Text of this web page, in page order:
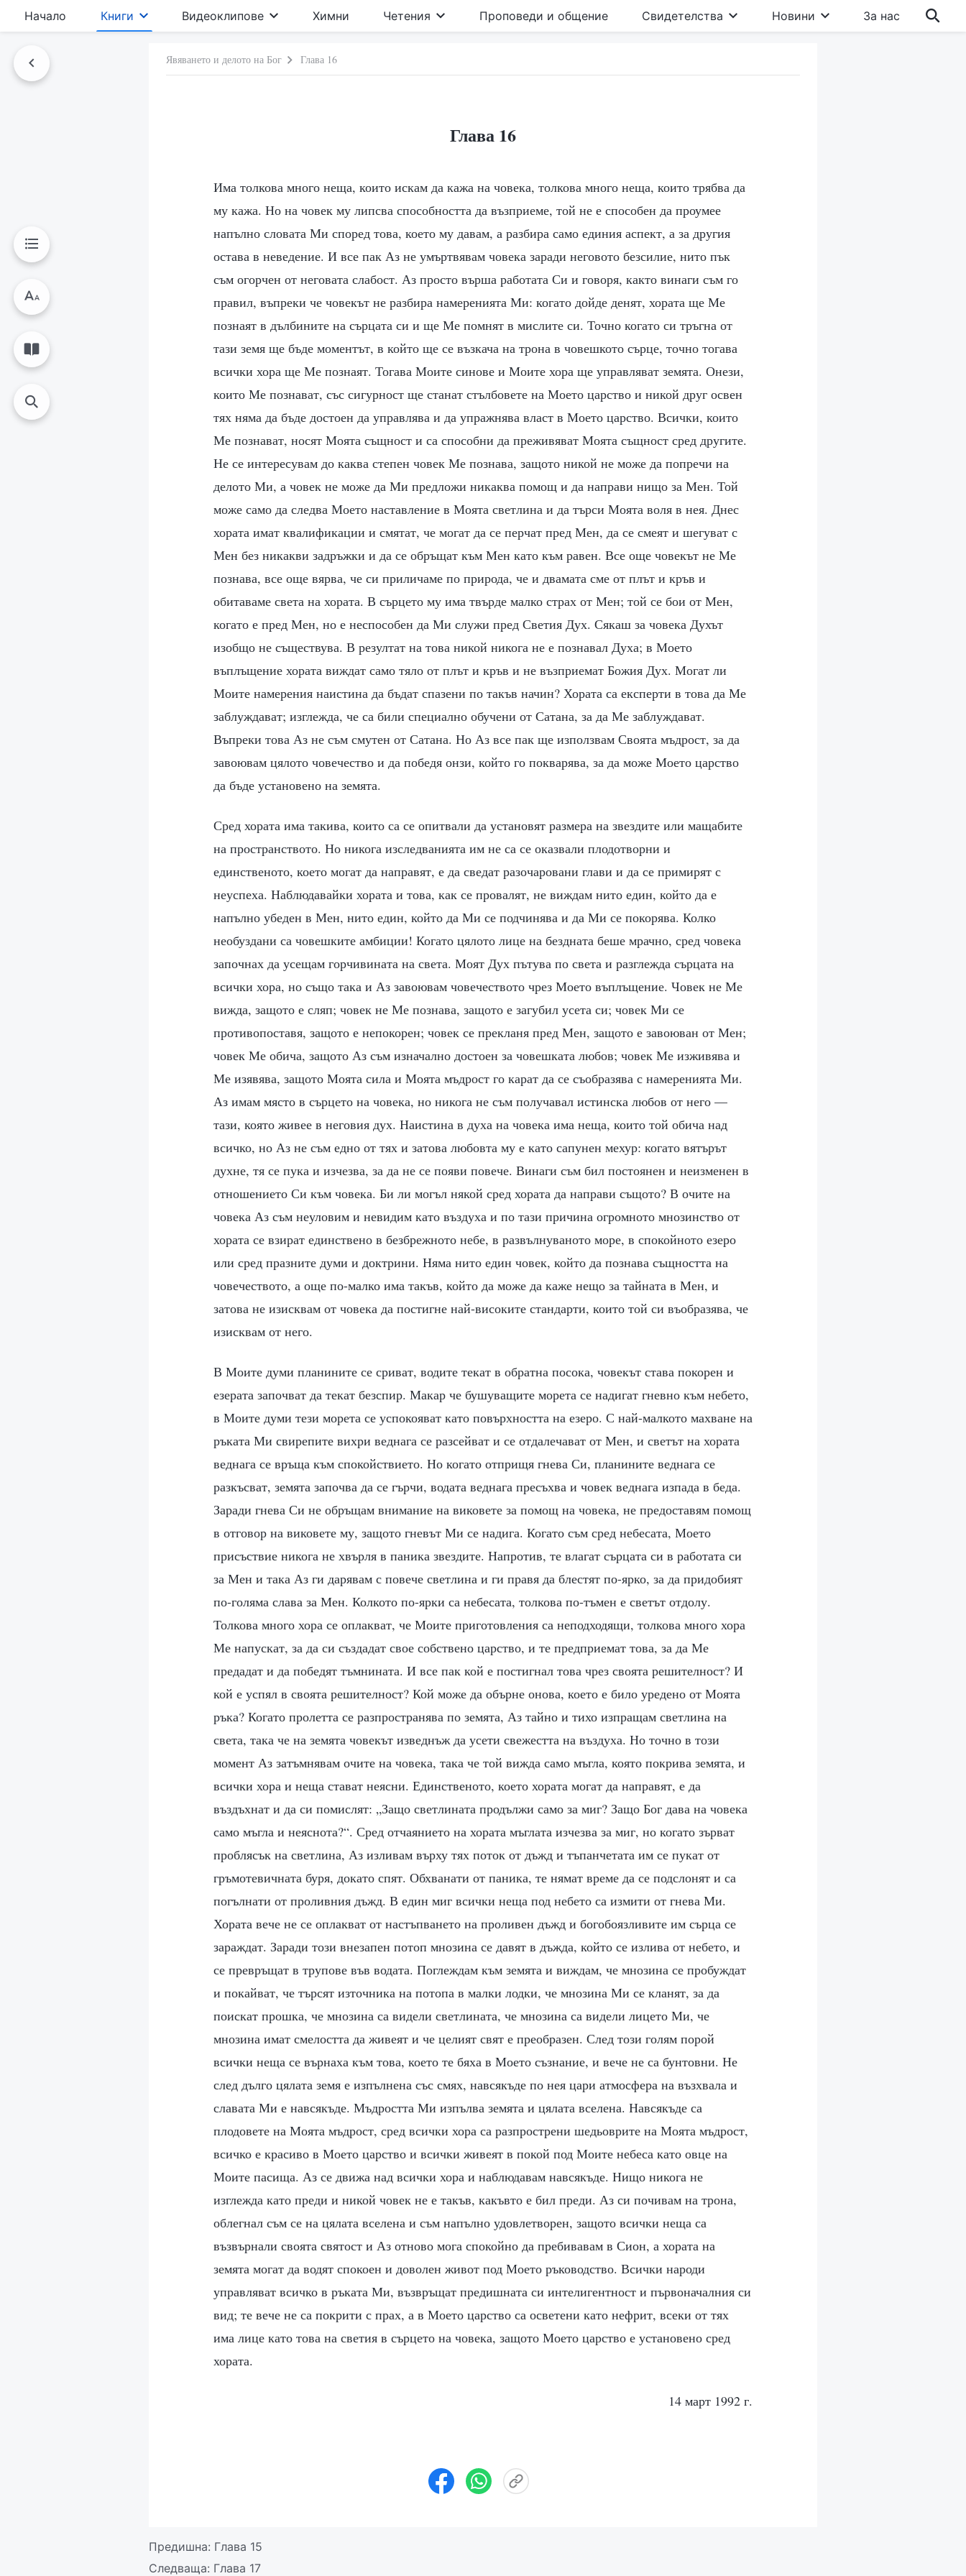
Начало Книги Видеоклипове Химни Четения Проповеди и общение Свидетелства Новини За нас
Явяването и делото на Бог Глава 16
Глава 16
Има толкова много неща, които искам да кажа на човека, толкова много неща, които трябва да
му кажа. Но на човек му липсва способността да възприеме, той не е способен да проумее
напълно словата Ми според това, което му давам, а разбира само единия аспект, а за другия
остава в неведение. И все пак Аз не умъртвявам човека заради неговото безсилие, нито пък
съм огорчен от неговата слабост. Аз просто върша работата Си и говоря, както винаги съм го
правил, въпреки че човекът не разбира намеренията Ми: когато дойде денят, хората ще Ме
познаят в дълбините на сърцата си и ще Ме помнят в мислите си. Точно когато си тръгна от
тази земя ще бъде моментът, в който ще се възкача на трона в човешкото сърце, точно тогава
всички хора ще Ме познаят. Тогава Моите синове и Моите хора ще управляват земята. Онези,
които Ме познават, със сигурност ще станат стълбовете на Моето царство и никой друг освен
тях няма да бъде достоен да управлява и да упражнява власт в Моето царство. Всички, които
Ме познават, носят Моята същност и са способни да преживяват Моята същност сред другите.
Не се интересувам до каква степен човек Ме познава, защото никой не може да попречи на
делото Ми, а човек не може да Ми предложи никаква помощ и да направи нищо за Мен. Той
може само да следва Моето наставление в Моята светлина и да търси Моята воля в нея. Днес
хората имат квалификации и смятат, че могат да се перчат пред Мен, да се смеят и шегуват с
Мен без никакви задръжки и да се обръщат към Мен като към равен. Все още човекът не Ме
познава, все още вярва, че си приличаме по природа, че и двамата сме от плът и кръв и
обитаваме света на хората. В сърцето му има твърде малко страх от Мен; той се бои от Мен,
когато е пред Мен, но е неспособен да Ми служи пред Светия Дух. Сякаш за човека Духът
изобщо не съществува. В резултат на това никой никога не е познавал Духа; в Моето
въплъщение хората виждат само тяло от плът и кръв и не възприемат Божия Дух. Могат ли
Моите намерения наистина да бъдат спазени по такъв начин? Хората са експерти в това да Ме
заблуждават; изглежда, че са били специално обучени от Сатана, за да Ме заблуждават.
Въпреки това Аз не съм смутен от Сатана. Но Аз все пак ще използвам Своята мъдрост, за да
завоювам цялото човечество и да победя онзи, който го покварява, за да може Моето царство
да бъде установено на земята.
Сред хората има такива, които са се опитвали да установят размера на звездите или мащабите
на пространството. Но никога изследванията им не са се оказвали плодотворни и
единственото, което могат да направят, е да сведат разочаровани глави и да се примирят с
неуспеха. Наблюдавайки хората и това, как се провалят, не виждам нито един, който да е
напълно убеден в Мен, нито един, който да Ми се подчинява и да Ми се покорява. Колко
необуздани са човешките амбиции! Когато цялото лице на бездната беше мрачно, сред човека
започнах да усещам горчивината на света. Моят Дух пътува по света и разглежда сърцата на
всички хора, но също така и Аз завоювам човечеството чрез Моето въплъщение. Човек не Ме
вижда, защото е сляп; човек не Ме познава, защото е загубил усета си; човек Ми се
противопоставя, защото е непокорен; човек се прекланя пред Мен, защото е завоюван от Мен;
човек Ме обича, защото Аз съм изначално достоен за човешката любов; човек Ме изживява и
Ме изявява, защото Моята сила и Моята мъдрост го карат да се съобразява с намеренията Ми.
Аз имам място в сърцето на човека, но никога не съм получавал истинска любов от него —
тази, която живее в неговия дух. Наистина в духа на човека има неща, които той обича над
всичко, но Аз не съм едно от тях и затова любовта му е като сапунен мехур: когато вятърът
духне, тя се пука и изчезва, за да не се появи повече. Винаги съм бил постоянен и неизменен в
отношението Си към човека. Би ли могъл някой сред хората да направи същото? В очите на
човека Аз съм неуловим и невидим като въздуха и по тази причина огромното мнозинство от
хората се взират единствено в безбрежното небе, в развълнуваното море, в спокойното езеро
или сред празните думи и доктрини. Няма нито един човек, който да познава същността на
човечеството, а още по-малко има такъв, който да може да каже нещо за тайната в Мен, и
затова не изисквам от човека да постигне най-високите стандарти, които той си въобразява, че
изисквам от него.
В Моите думи планините се сриват, водите текат в обратна посока, човекът става покорен и
езерата започват да текат безспир. Макар че бушуващите морета се надигат гневно към небето,
в Моите думи тези морета се успокояват като повърхността на езеро. С най-малкото махване на
ръката Ми свирепите вихри веднага се разсейват и се отдалечават от Мен, и светът на хората
веднага се връща към спокойствието. Но когато отприщя гнева Си, планините веднага се
разкъсват, земята започва да се гърчи, водата веднага пресъхва и човек веднага изпада в беда.
Заради гнева Си не обръщам внимание на виковете за помощ на човека, не предоставям помощ
в отговор на виковете му, защото гневът Ми се надига. Когато съм сред небесата, Моето
присъствие никога не хвърля в паника звездите. Напротив, те влагат сърцата си в работата си
за Мен и така Аз ги дарявам с повече светлина и ги правя да блестят по-ярко, за да придобият
по-голяма слава за Мен. Колкото по-ярки са небесата, толкова по-тъмен е светът отдолу.
Толкова много хора се оплакват, че Моите приготовления са неподходящи, толкова много хора
Ме напускат, за да си създадат свое собствено царство, и те предприемат това, за да Ме
предадат и да победят тъмнината. И все пак кой е постигнал това чрез своята решителност? И
кой е успял в своята решителност? Кой може да обърне онова, което е било уредено от Моята
ръка? Когато пролетта се разпространява по земята, Аз тайно и тихо изпращам светлина на
света, така че на земята човекът изведнъж да усети свежестта на въздуха. Но точно в този
момент Аз затъмнявам очите на човека, така че той вижда само мъгла, която покрива земята, и
всички хора и неща стават неясни. Единственото, което хората могат да направят, е да
въздъхнат и да си помислят: „Защо светлината продължи само за миг? Защо Бог дава на човека
само мъгла и неяснота?“. Сред отчаянието на хората мъглата изчезва за миг, но когато зърват
проблясък на светлина, Аз изливам върху тях поток от дъжд и тъпанчетата им се пукат от
гръмотевичната буря, докато спят. Обхванати от паника, те нямат време да се подслонят и са
погълнати от проливния дъжд. В един миг всички неща под небето са измити от гнева Ми.
Хората вече не се оплакват от настъпването на проливен дъжд и богобоязливите им сърца се
зараждат. Заради този внезапен потоп мнозина се давят в дъжда, който се излива от небето, и
се превръщат в трупове във водата. Поглеждам към земята и виждам, че мнозина се пробуждат
и покайват, че търсят източника на потопа в малки лодки, че мнозина Ми се кланят, за да
поискат прошка, че мнозина са видели светлината, че мнозина са видели лицето Ми, че
мнозина имат смелостта да живеят и че целият свят е преобразен. След този голям порой
всички неща се върнаха към това, което те бяха в Моето съзнание, и вече не са бунтовни. Не
след дълго цялата земя е изпълнена със смях, навсякъде по нея цари атмосфера на възхвала и
славата Ми е навсякъде. Мъдростта Ми изпълва земята и цялата вселена. Навсякъде са
плодовете на Моята мъдрост, сред всички хора са разпрострени шедьоврите на Моята мъдрост,
всичко е красиво в Моето царство и всички живеят в покой под Моите небеса като овце на
Моите пасища. Аз се движа над всички хора и наблюдавам навсякъде. Нищо никога не
изглежда като преди и никой човек не е такъв, какъвто е бил преди. Аз си почивам на трона,
облегнал съм се на цялата вселена и съм напълно удовлетворен, защото всички неща са
възвърнали своята святост и Аз отново мога спокойно да пребивавам в Сион, а хората на
земята могат да водят спокоен и доволен живот под Моето ръководство. Всички народи
управляват всичко в ръката Ми, възвръщат предишната си интелигентност и първоначалния си
вид; те вече не са покрити с прах, а в Моето царство са осветени като нефрит, всеки от тях
има лице като това на светия в сърцето на човека, защото Моето царство е установено сред
хората.
14 март 1992 г.
Предишна: Глава 15
Следваща: Глава 17